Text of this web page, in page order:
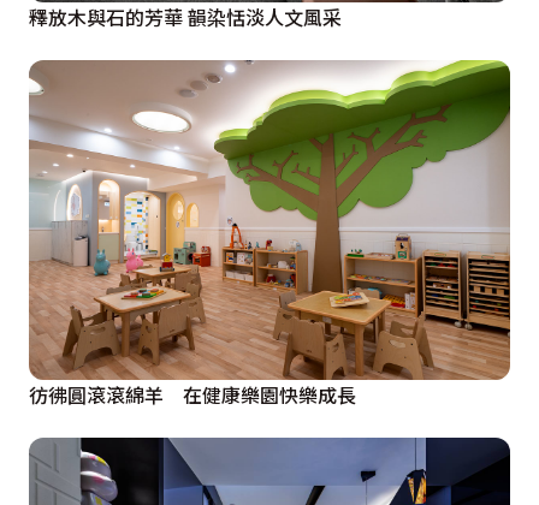
釋放木與石的芳華 韻染恬淡人文風采
彷彿圓滾滾綿羊 在健康樂園快樂成長